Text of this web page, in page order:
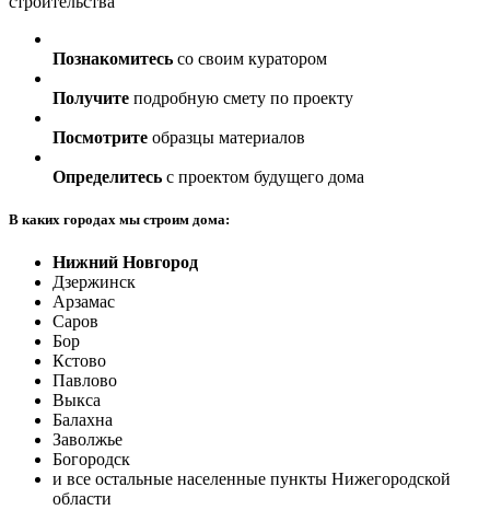
Познакомитесь со своим куратором
Получите подробную смету по проекту
Посмотрите образцы материалов
Определитесь с проектом будущего дома
В каких городах мы строим дома:
Нижний Новгород
Дзержинск
Арзамас
Саров
Бор
Кстово
Павлово
Выкса
Балахна
Заволжье
Богородск
и все остальные населенные пункты Нижегородской
области